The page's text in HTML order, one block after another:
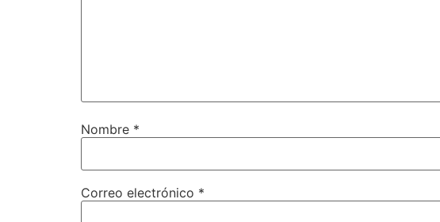
Nombre *
Correo electrónico *